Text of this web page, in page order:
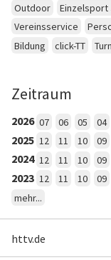
Outdoor
Einzelsport
Vereinsservice
Bildung
click-TT
Zeitraum
2026 07 06 05 04
2025 12 11 10 09
2024 12 11 10 09
2023 12 11 10 09
mehr...
httv.de